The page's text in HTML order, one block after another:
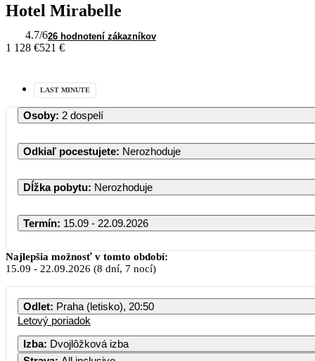
Hotel Mirabelle
4.7/626 hodnotení zákazníkov
1 128 €521 €
LAST MINUTE
Osoby: 2 dospelí
Odkiaľ pocestujete: Nerozhoduje
Dĺžka pobytu: Nerozhoduje
Termín: 15.09 - 22.09.2026
Najlepšia možnosť v tomto období:
15.09 - 22.09.2026 (8 dní, 7 nocí)
Odlet: Praha (letisko), 20:50
Letový poriadok
Izba: Dvojlôžková izba